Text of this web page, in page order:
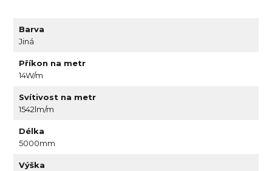
Barva
Jiná
Příkon na metr
14W/m
Svítivost na metr
1542lm/m
Délka
5000mm
Výška